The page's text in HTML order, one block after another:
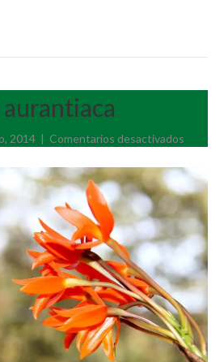
2014 | Comentarios desactivados